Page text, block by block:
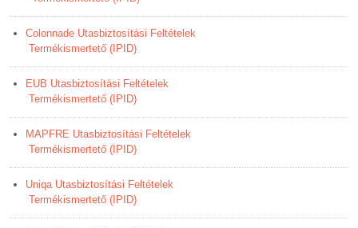
Colonnade Utasbiztosítási Feltételek
Termékismertető (IPID)
EUB Utasbiztosítási Feltételek
Termékismertető (IPID)
MAPFRE Utasbiztosítási Feltételek
Termékismertető (IPID)
Uniqa Utasbiztosítási Feltételek
Termékismertető (IPID)